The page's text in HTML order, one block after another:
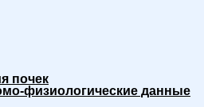
почек
физиологические данные